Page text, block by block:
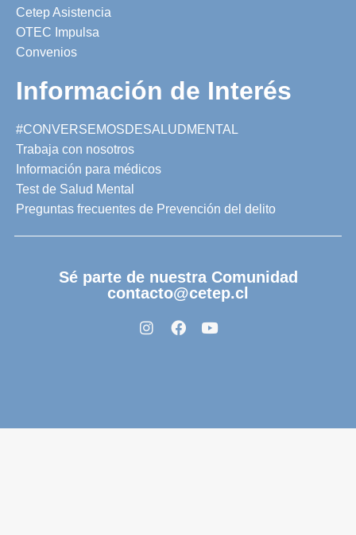
Cetep Asistencia
OTEC Impulsa
Convenios
Información de Interés
#CONVERSEMOSDESALUDMENTAL
Trabaja con nosotros
Información para médicos
Test de Salud Mental
Preguntas frecuentes de Prevención del delito
Sé parte de nuestra Comunidad
contacto@cetep.cl